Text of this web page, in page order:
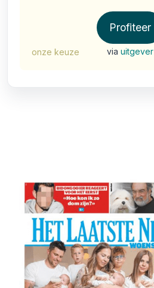
onze keuze
Profiteer
via uitgever